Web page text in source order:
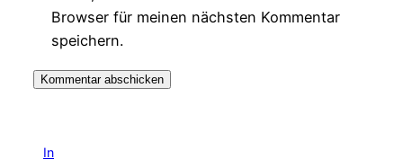
Browser für meinen nächsten Kommentar
speichern.
In